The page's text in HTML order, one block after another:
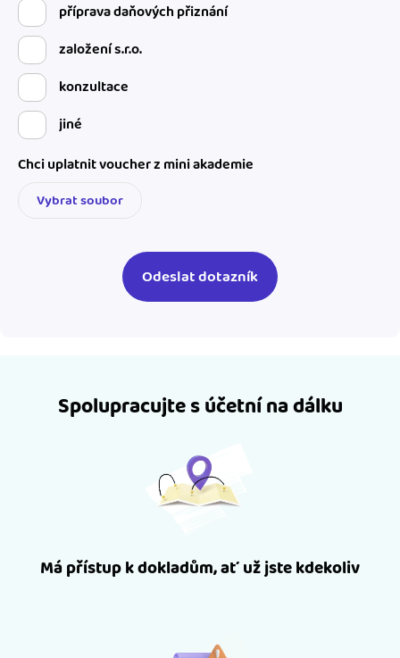
příprava daňových přiznání
založení s.r.o.
konzultace
jiné
Chci uplatnit voucher z mini akademie
Vybrat soubor
Spolupracujte s účetní na dálku
Má přístup k dokladům, ať už jste kdekoliv